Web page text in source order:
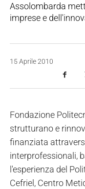
Assolombarda
imprese e
15 Aprile 2010
Fondazione
strutturano e
finanziata
interprofessionali,
l'esperienza del
Cefriel, Centro